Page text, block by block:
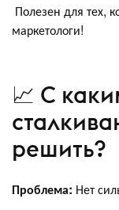
Полезен для тех,
маркетологи!
📈 С
решить?
Проблема: Нет